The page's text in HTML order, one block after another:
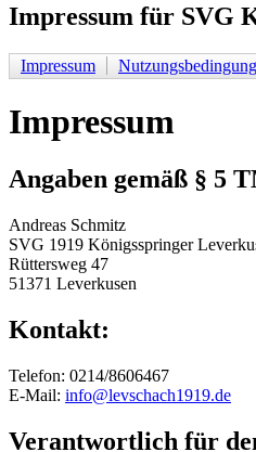
Impressum für SVG
Impressum
Impressum
Angaben gemäß § 5
Andreas Schmitz
SVG 1919 Königsspringer
Rüttersweg 47
51371 Leverkusen
Kontakt:
Telefon: 0214/8606467
E-Mail: info@levschach1919.de
Verantwortlich für